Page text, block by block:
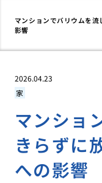
マンションでバリウムを
影響
2026.04.23
家
マンショ
きらずに
への影響